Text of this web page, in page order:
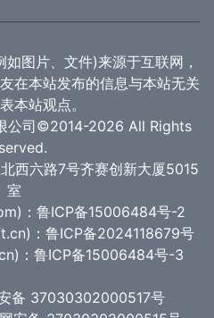
图片、文件)来源于互联网，
在本站发布的信息与本站无关
本站观点。
公司©2014-2026 All Rights
西六路7号齐赛创新大厦5015
室
：鲁ICP备15006484号-2
：鲁ICP备2024118679号
：鲁ICP备15006484号-3
备 37030302000517号